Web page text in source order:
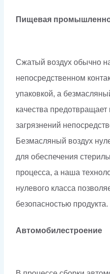
Пищевая
Сжатый воздух обычно
непосредственном
упаковкой, а
качества
загрязнений
Безмасляный воздух
для обеспечения
процесса, а наша
нулевого класса
безопасностью продукта.
Автомобилестроение